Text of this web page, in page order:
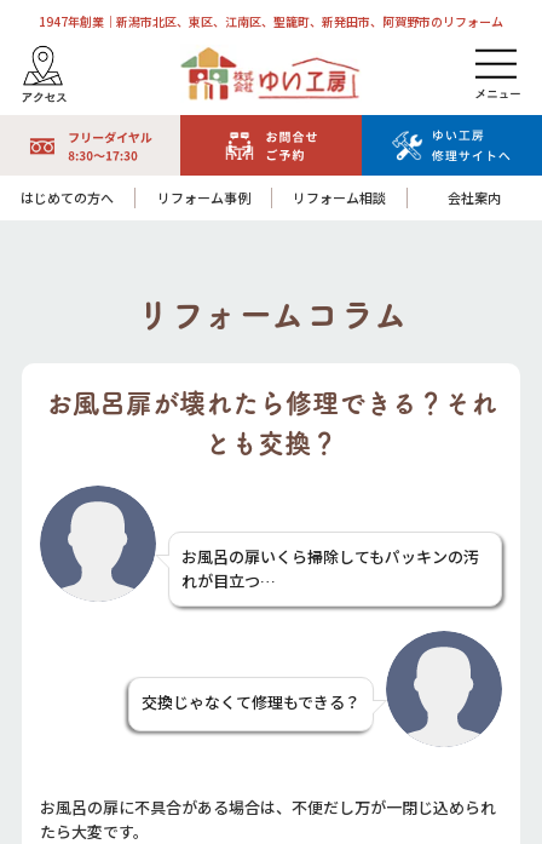
1947年創業｜新潟市北区、東区、江南区、聖籠町、新発田市、阿賀野市のリフォーム
はじめての方へ リフォーム事例 リフォーム相談 会社案内
リフォームコラム
お風呂扉が壊れたら修理できる？それ
とも交換？
お風呂の扉いくら掃除してもパッキンの汚
れが目立つ…
交換じゃなくて修理もできる？
お風呂の扉に不具合がある場合は、不便だし万が一閉じ込められ
たら大変です。